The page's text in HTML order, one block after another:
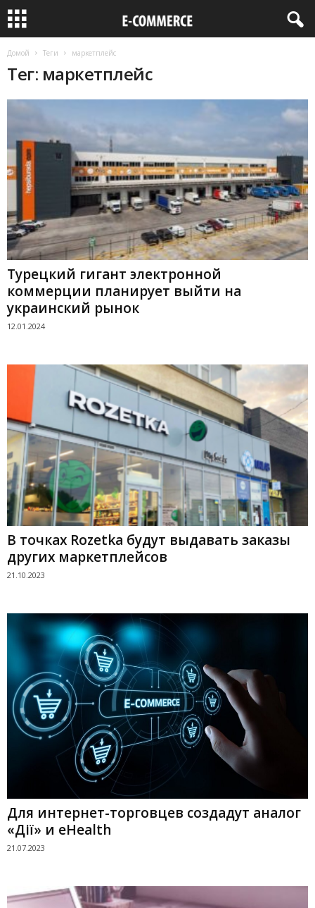
Домой Теги маркетплейс
Тег: маркетплейс
Турецкий гигант электронной
коммерции планирует выйти на
украинский рынок
12.01.2024
В точках Rozetka будут выдавать заказы
других маркетплейсов
21.10.2023
Для интернет-торговцев создадут аналог
«Дії» и eHealth
21.07.2023